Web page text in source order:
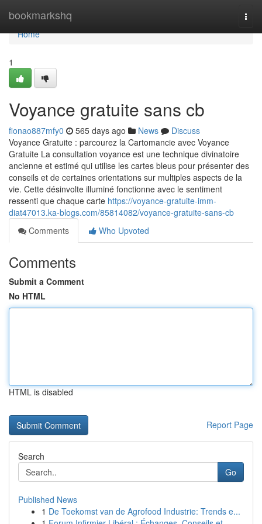
bookmarkshq
Home
Home
1
Voyance gratuite sans cb
fionao887mfy0 565 days ago News
Discuss
Voyance Gratuite : parcourez la Cartomancie avec Voyance
Gratuite La consultation voyance est une technique divinatoire
ancienne et estimé qui utilise les cartes bleus pour présenter des
conseils et de certaines orientations sur multiples aspects de la
vie. Cette désinvolte illuminé fonctionne avec le sentiment
ressenti que chaque carte https://voyance-gratuite-imm-
diat47013.ka-blogs.com/85814082/voyance-gratuite-sans-cb
Comments
Who Upvoted
Comments
Submit a Comment
No HTML
HTML is disabled
Report Page
Search
Go
Published News
1 De Toekomst van de Agrofood Industrie: Trends e...